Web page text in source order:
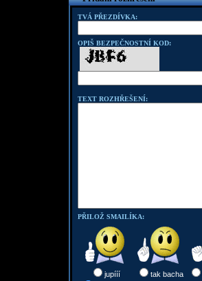
TVÁ PŘEZDÍVKA:
OPIŠ BEZPEČNOSTNÍ KOD:
TEXT ROZHŘEŠENÍ:
PŘILOŽ SMAILÍKA:
jupííí tak bacha